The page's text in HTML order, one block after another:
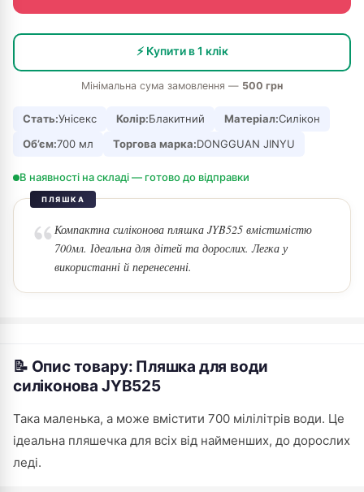
⚡ Купити в 1 клік
Мінімальна сума замовлення — 500 грн
Стать:Унісекс Колір:Блакитний Матеріал:Силікон
Об’єм:700 мл Торгова марка:DONGGUAN JINYU
В наявності на складі — готово до відправки
ПЛЯШКА
Компактна силіконова пляшка JYB525 вмістимістю
700мл. Ідеальна для дітей та дорослих. Легка у
використанні й перенесенні.
📝 Опис товару: Пляшка для води
силіконова JYB525
Така маленька, а може вмістити 700 мілілітрів води. Це
ідеальна пляшечка для всіх від найменших, до дорослих
леді.